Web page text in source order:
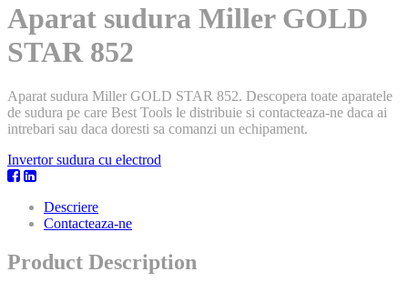
Aparat sudura Miller GOLD
STAR 852
Aparat sudura Miller GOLD STAR 852. Descopera toate aparatele
de sudura pe care Best Tools le distribuie si contacteaza-ne daca ai
intrebari sau daca doresti sa comanzi un echipament.
Invertor sudura cu electrod
Descriere
Contacteaza-ne
Product Description